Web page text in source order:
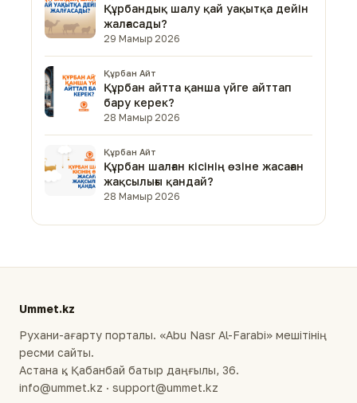
Құрбандық шалу қай уақытқа дейін
жалғасады?
29 Мамыр 2026
Құрбан Айт
Құрбан айтта қанша үйге айттап
бару керек?
28 Мамыр 2026
Құрбан Айт
Құрбан шалған кісінің өзіне жасаған
жақсылығы қандай?
28 Мамыр 2026
Ummet.kz
Рухани-ағарту порталы. «Abu Nasr Al-Farabi» мешітінің
ресми сайты.
Астана қ., Қабанбай батыр даңғылы, 36.
info@ummet.kz · support@ummet.kz